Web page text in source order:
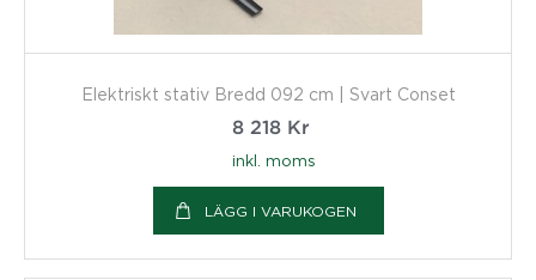
Elektriskt stativ Bredd 092 cm | Svart Conset
8 218 Kr
inkl. moms
LÄGG I VARUKOGEN